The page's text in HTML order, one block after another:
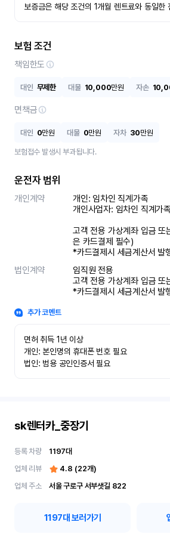
보증금은 해당 조건의 1개월 렌트료와 동일한
보험 조건
책임한도
대인 무제한 대물 10,000만원 자손
면책금
대인 0만원 대물 0만원 자차 30만원
보험접수 발생시 부과됩니다.
운전자 범위
개인계약
개인: 임차인 직계가족
개인사업자: 임차인 직계가
고객 전용 가상계좌 입금 또
은 카드결제 필수)
*카드결제시 세금계산서 발
법인계약
임직원 전용
고객 전용 가상계좌 입금 또
*카드결제시 세금계산서 발
추가 코멘트
면허 취득 1년 이상
개인: 본인명의 휴대폰 번호 필요
법인: 범용 공인인증서 필요
sk렌터카_중장기
등록 차량 1197대
업체 리뷰
4.8 (22개)
업체 주소
서울 구로구 서부샛길 822
1197대 보러가기